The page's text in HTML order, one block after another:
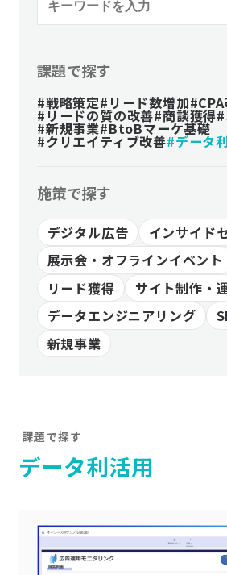
課題で探す
#戦略策定#リード数増加
#リードの質の改善#商談獲得
#新規事業#BtoBマーケ基礎
#クリエイティブ改善#データ
施策で探す
デジタル広告
インサイド
展示会・オフラインイベント
リード獲得
サイト制作・
データエンジニアリング
新規事業
課題で探す
データ利活用